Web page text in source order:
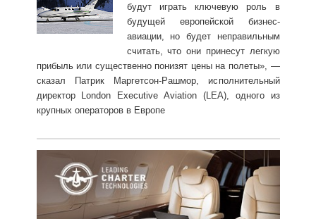
будут играть ключевую роль в
будущей европейской бизнес-
авиации, но будет неправильным
считать, что они принесут легкую
прибыль или существенно понизят цены на полеты», —
сказал Патрик Маргетсон-Рашмор, исполнительный
директор London Executive Aviation (LEA), одного из
крупных операторов в Европе